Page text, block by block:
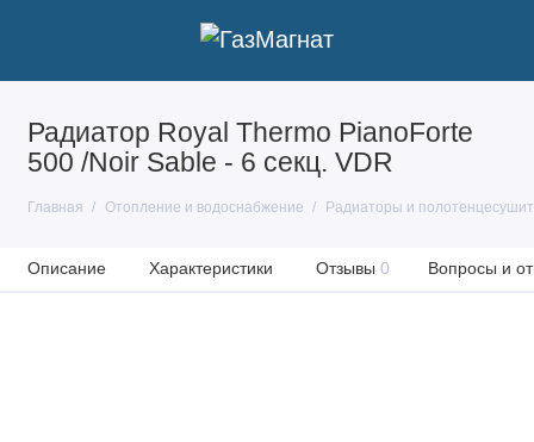
Радиатор Royal Thermo PianoForte
500 /Noir Sable - 6 секц. VDR
Главная Отопление и водоснабжение Радиаторы и
Описание Характеристики Отзывы 0 Вопросы и